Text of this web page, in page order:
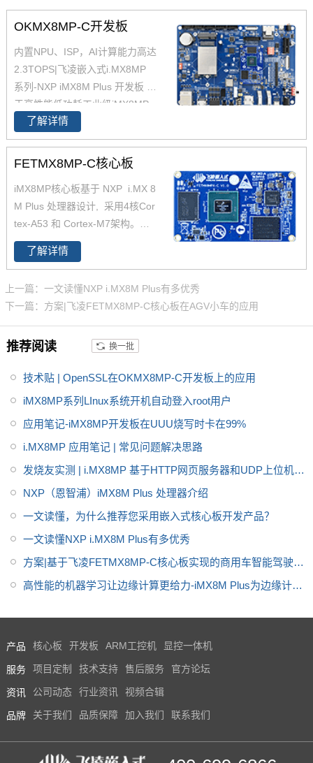
OKMX8MP-C开发板
内置NPU、ISP，AI计算能力高达
2.3TOPS|飞凌嵌入式i.MX8MP
系列-NXP iMX8M Plus 开发板 基
于高性能低功耗工业级iMX8MP
核心板设计，支持多种多种高速
通信接口。iMX8MP开发板内置N
PU，AI计算能力2.3TOPS，支持
P），是一款支持LinuxQT/andro
id操作系统的iMX8MP开发板。
了解详情
FETMX8MP-C核心板
iMX8MP核心板基于 NXP i.MX 8
M Plus 处理器设计, 采用4核Cor
tex-A53 和 Cortex-M7架构。支
持双千兆网口，iMX8MP性能强
劲最高运行速率可达2.3TOPS，
X 8M Plus系列专注于机器学习和
视觉、高级多媒体以及具有高可
靠性的工业自动化。它旨在满足
智慧家庭、楼宇、城市和工业4.0
板提供用户手册，iMX8MP原理
图，引脚定义等。
了解详情
上一篇：一文读懂NXP i.MX8M Plus有多优秀
下一篇：方案|飞凌FETMX8MP-C核心板在AGV小车的应用
推荐阅读 换一批
技术贴 | OpenSSL在OKMX8MP-C开发板上的应用
iMX8MP系列LInux系统开机自动登入root用户
应用笔记-iMX8MP开发板在UUU烧写时卡在99%
i.MX8MP 应用笔记 | 常见问题解决思路
发烧友实测 | i.MX8MP 基于HTTP网页服务器和UDP上位机的
MJPG码流传输(mjpg-steamer)NXP（恩智浦）iMX8M Plus 处理器介绍
一文读懂，为什么推荐您采用嵌入式核心板开发产品？
一文读懂NXP i.MX8M Plus有多优秀
方案|基于飞凌FETMX8MP-C核心板实现的商用车智能驾驶终
端
高性能的机器学习让边缘计算更给力-iMX8M Plus为边缘计算
产品 核心板 开发板 ARM工控机 显控一体机
服务 项目定制 技术支持 售后服务 官方论坛
资讯 公司动态 行业资讯 视频合辑
品牌 关于我们 品质保障 加入我们 联系我们